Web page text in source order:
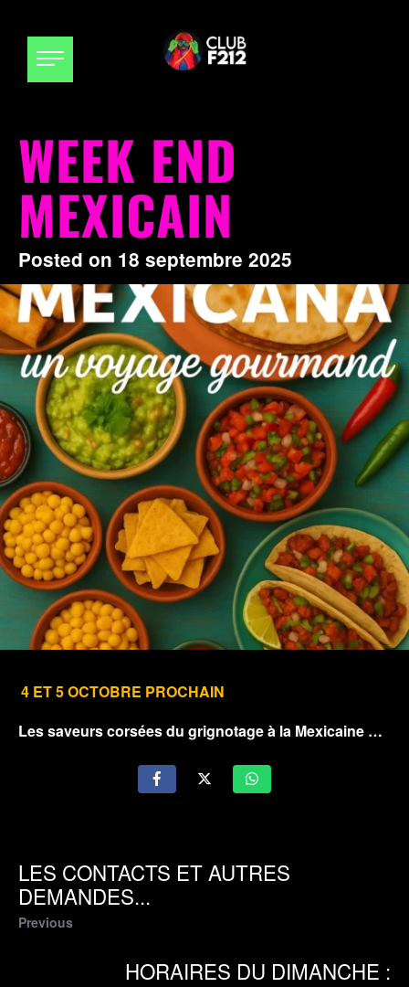
WEEK END
MEXICAIN
Posted on 18 septembre 2025
4 ET 5 OCTOBRE PROCHAIN
Les saveurs corsées du grignotage à la Mexicaine …
LES CONTACTS ET AUTRES
DEMANDES...
Previous
HORAIRES DU DIMANCHE :